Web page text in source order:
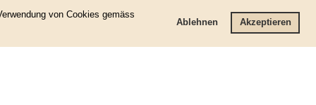
von Cookies gemäss
Ablehnen Akzeptieren